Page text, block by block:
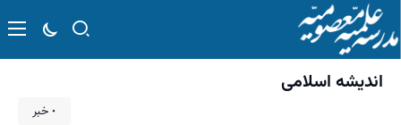
اندیشه اسلامی
۰ خبر